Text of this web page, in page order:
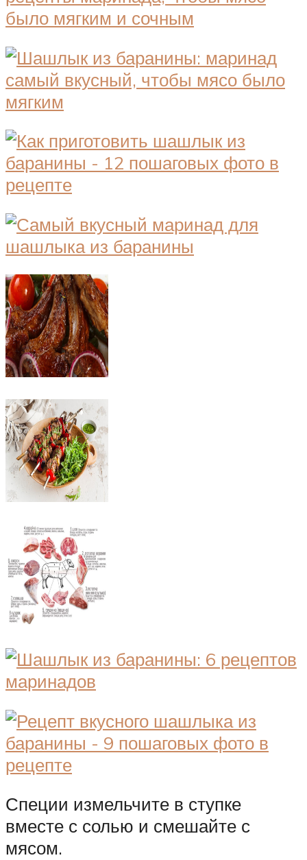
Специи измельчите в ступке
вместе с солью и смешайте с
мясом.